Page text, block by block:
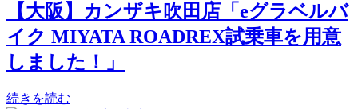
【大阪】カンザキ吹田店「eグラベルバ
イク MIYATA ROADREX試乗車を用意
しました！」
続きを読む